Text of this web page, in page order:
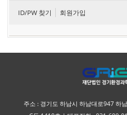
ID/PW 찾기 회원가입
주소 : 경기도 하남시 하남대로947 하